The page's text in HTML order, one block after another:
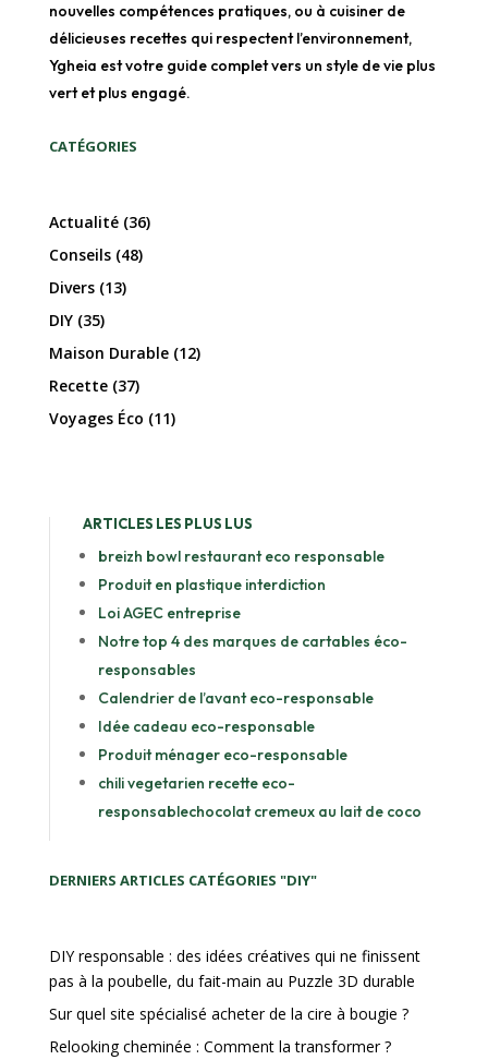
nouvelles compétences pratiques, ou à cuisiner de
délicieuses recettes qui respectent l’environnement,
Ygheia est votre guide complet vers un style de vie plus
vert et plus engagé.
CATÉGORIES
Actualité(36)
Conseils(48)
Divers(13)
DIY(35)
Maison Durable(12)
Recette(37)
Voyages Éco (11)
ARTICLES LES PLUS LUS
breizh bowl restaurant eco responsable
Produit en plastique interdiction
Loi AGEC entreprise
Notre top 4 des marques de cartables éco-
responsables
Calendrier de l’avant eco-responsable
Idée cadeau eco-responsable
Produit ménager eco-responsable
chili vegetarien recette eco-
responsablechocolat cremeux au lait de coco
DERNIERS ARTICLES CATÉGORIES "DIY"
DIY responsable : des idées créatives qui ne finissent
pas à la poubelle, du fait-main au Puzzle 3D durable
Sur quel site spécialisé acheter de la cire à bougie ?
Relooking cheminée : Comment la transformer ?